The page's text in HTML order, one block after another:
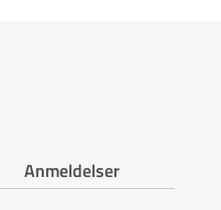
Anmeldelser